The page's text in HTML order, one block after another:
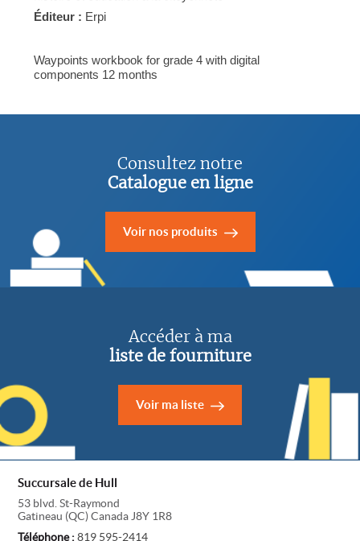
Éditeur : Erpi
Waypoints workbook for grade 4 with digital
components 12 months
Consultez notre
Catalogue en ligne
Voir nos produits
Accéder à ma
liste de fourniture
Voir ma liste
Succursale de Hull
53 blvd. St-Raymond
Gatineau (QC)Canada J8Y 1R8
Téléphone : 819 595-2414